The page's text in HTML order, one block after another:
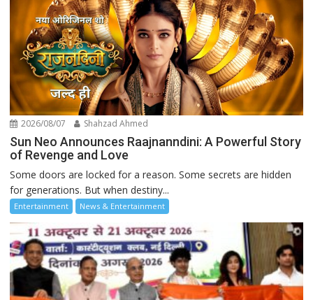
2026/08/07 Shahzad Ahmed
Sun Neo Announces Raajnanndini: A Powerful Story
of Revenge and Love
Some doors are locked for a reason. Some secrets are hidden
for generations. But when destiny...
Entertainment News & Entertainment